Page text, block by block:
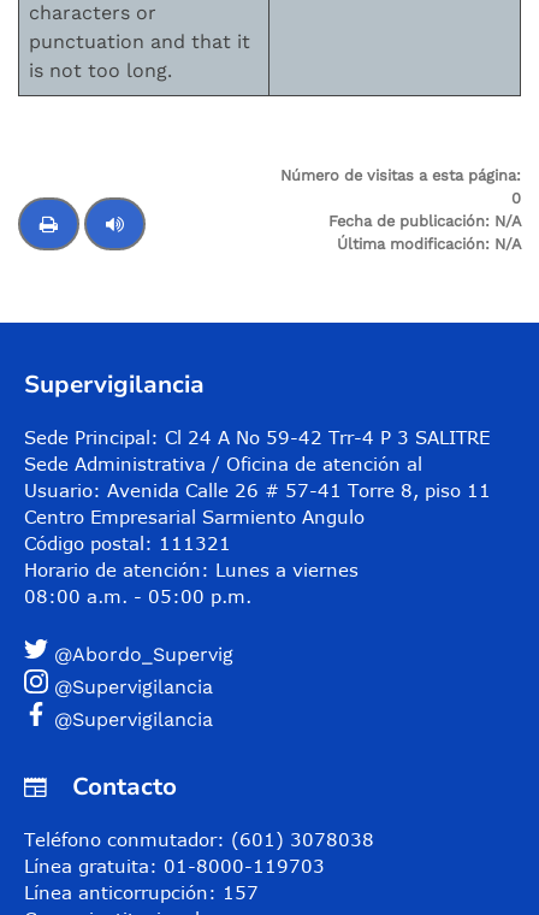
characters or
punctuation and that it
is not too long.
Número de visitas a esta página:
0
Fecha de publicación: N/A
Última modificación: N/A
Supervigilancia
Sede Principal: Cl 24 A No 59-42 Trr-4 P 3 SALITRE
Sede Administrativa / Oficina de atención al
Usuario: Avenida Calle 26 # 57-41 Torre 8, piso 11
Centro Empresarial Sarmiento Angulo
Código postal: 111321
Horario de atención: Lunes a viernes
08:00 a.m. - 05:00 p.m.
@Abordo_Supervig
@Supervigilancia
@Supervigilancia
Contacto
Teléfono conmutador: (601) 3078038
Línea gratuita: 01-8000-119703
Línea anticorrupción: 157